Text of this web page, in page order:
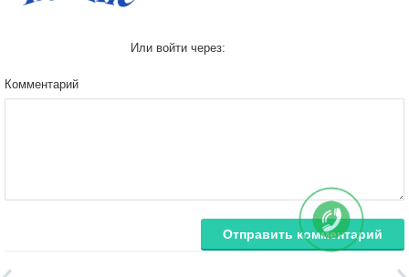
Или войти через:
Комментарий
Отправить комментарий